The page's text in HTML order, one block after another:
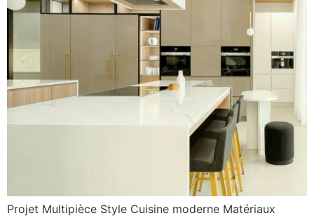
Projet Multipièce Style Cuisine moderne Matériaux